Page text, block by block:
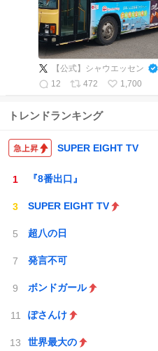
【公式】シャウエッセン
12
472 1,700
トレンドランキング
SUPER EIGHT TV
『8番出口』
SUPER EIGHT TV
超八の日
発言不可
ボンドガール
ぽさんけ
世界最大の